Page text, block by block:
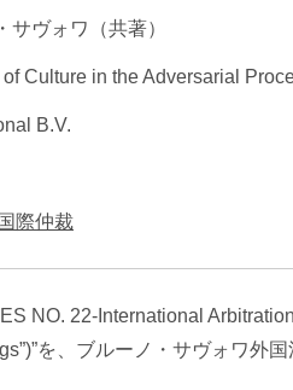
ヴォワ（共著）
Culture in the Adversarial
B.V.
国際仲裁
NO. 22-International
を、ブルーノ・サヴォワ外